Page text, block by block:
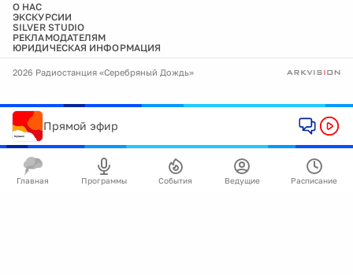
О НАС
ЭКСКУРСИИ
SILVER STUDIO
РЕКЛАМОДАТЕЛЯМ
ЮРИДИЧЕСКАЯ ИНФОРМАЦИЯ
2026 Радиостанция «Серебряный Дождь»
Прямой эфир
Главная Программы События Ведущие Расписание